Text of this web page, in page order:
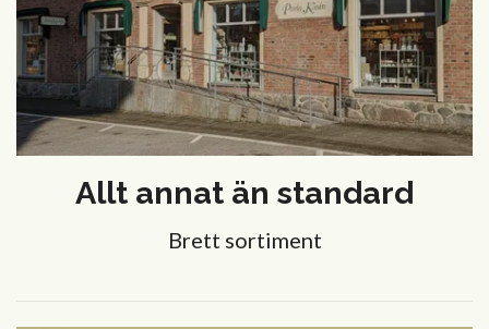
Allt annat än standard
Brett sortiment